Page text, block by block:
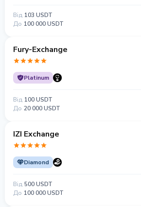
Від 103 USDT
До 100 000 USDT
Fury-Exchange
Platinum
Від 100 USDT
До 20 000 USDT
IZI Exchange
Diamond
Від 500 USDT
До 100 000 USDT